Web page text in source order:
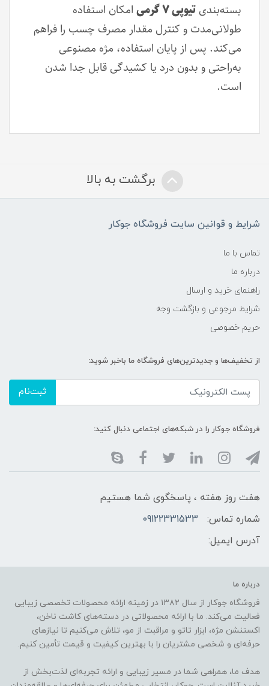
بسته‌بندیتیوپی ۷ گرمی
امکان استفاده
طولانی‌مدت و کنترل مقدار مصرف چسب را فراهم
می‌کند. پس از پایان استفاده، مژه مصنوعی
به‌راحتی و بدون درد یا کشیدگی قابل جدا شدن
است.
برگشت به بالا
شرایط و قوانین سایت فروشگاه جوکار
تماس با ما
درباره ما
راهنمای خرید و ارسال
شرایط مرجوعی و بازگشت وجه
حریم خصوصی
از تخفیف‌ها و جدیدترین‌های فروشگاه ما باخبر شوید:
ثبت‌نام
فروشگاه جوکار را در شبکه‌های اجتماعی دنبال کنید:
هفت روز هفته ، پاسخگوی شما هستیم
شماره تماس:
09122331533
آدرس ایمیل:
درباره ما
فروشگاه جوکار از سال ۱۳۸۲ در زمینه ارائه محصولات تخصصی زیبایی
فعالیت می‌کند. ما با ارائه محصولاتی در دسته‌های کاشت ناخن،
اکستنشن مژه، ابزار تاتو و مراقبت از مو، تلاش می‌کنیم تا نیازهای
حرفه‌ای و شخصی مشتریان را با بهترین کیفیت و قیمت تأمین کنیم.
هدف ما، همراهی شما در مسیر زیبایی و ارائه تجربه‌ای لذت‌بخش از